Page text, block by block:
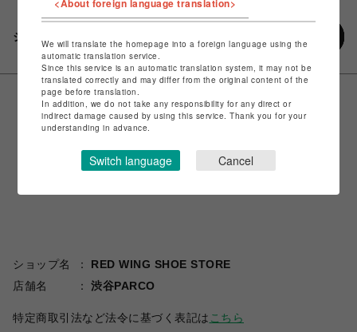
シェアする
ショップ名
RED WING SHOE STORE
店舗名
渋谷PARCO
特定商取引法など法令に基づく表記は こちら
<About foreign language translation>
We will translate the homepage into a foreign language using the
automatic translation service.
Since this service is an automatic translation system, it may not be
translated correctly and may differ from the original content of the
page before translation.
In addition, we do not take any responsibility for any direct or
indirect damage caused by using this service. Thank you for your
understanding in advance.
Switch language Cancel